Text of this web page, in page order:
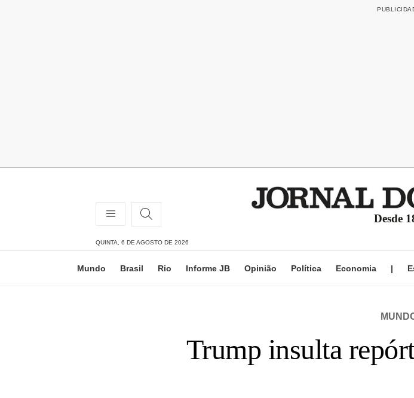
Desde
QUINTA, 6 DE AGOSTO DE 2026
Mundo Brasil Rio Informe JB Opinião Política Economia |
Trump insulta